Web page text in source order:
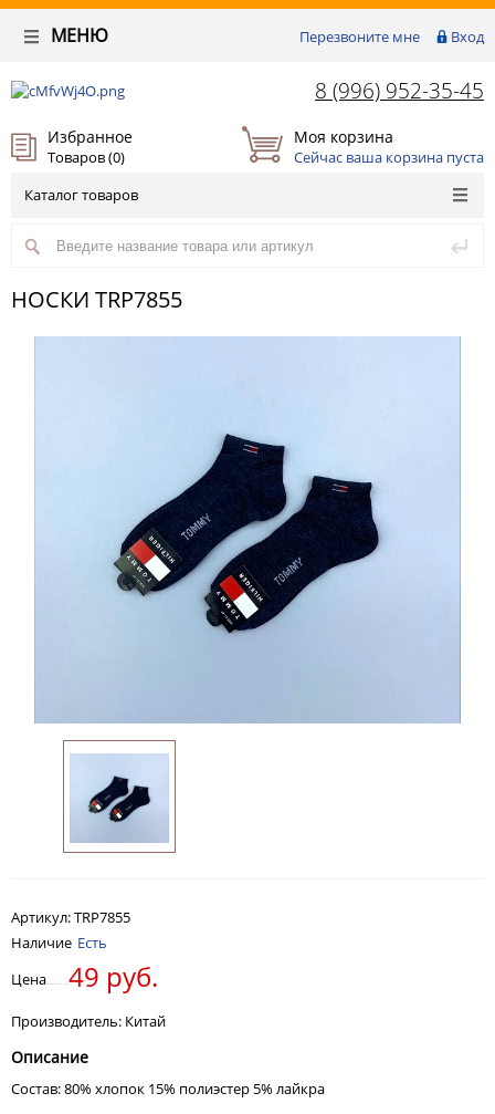
Перезвоните мне Вход
МЕНЮ
8 (996) 952-35-45
Избранное
Товаров (0)
Моя корзина
Сейчас ваша корзина пуста
Каталог товаров
НОСКИ TRP7855
Артикул:TRP7855
Наличие Есть
Цена
49 руб.
Производитель: Китай
Описание
Состав: 80% хлопок 15% полиэстер 5% лайкра